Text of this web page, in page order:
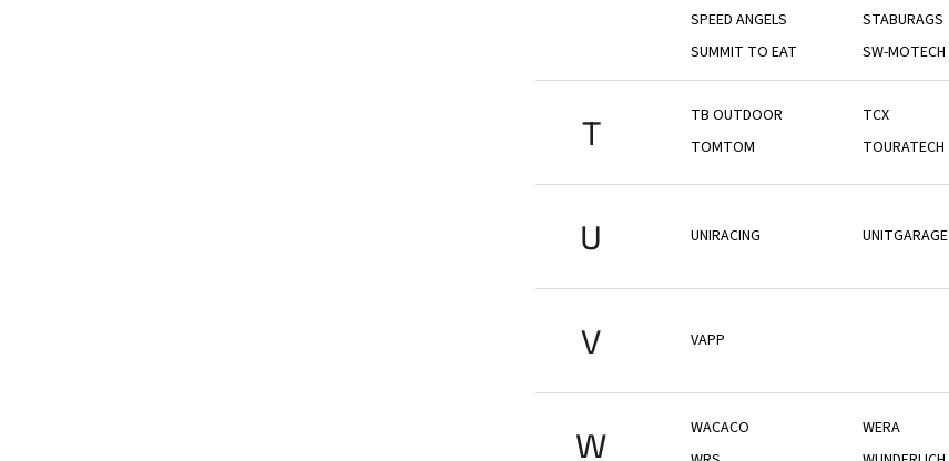
SPEED ANGELS
STABURAGS
SUMMIT TO EAT
SW-MOTECH
T TB OUTDOOR TCX
TOMTOM
TOURATECH
U UNIRACING UNITGARAGE
V VAPP
W WACACO WERA